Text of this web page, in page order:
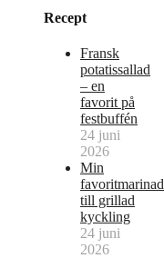
Recept
Fransk
potatissallad
– en
favorit på
festbuffén
24 juni
2026
Min
favoritmarinad
till grillad
kyckling
24 juni
2026